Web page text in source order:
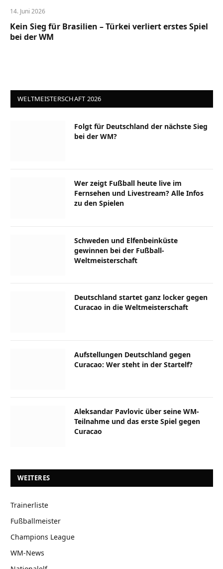
14. Juni 2026
Kein Sieg für Brasilien – Türkei verliert erstes Spiel
bei der WM
WELTMEISTERSCHAFT 2026
Folgt für Deutschland der nächste Sieg
bei der WM?
Wer zeigt Fußball heute live im
Fernsehen und Livestream? Alle Infos
zu den Spielen
Schweden und Elfenbeinküste
gewinnen bei der Fußball-
Weltmeisterschaft
Deutschland startet ganz locker gegen
Curacao in die Weltmeisterschaft
Aufstellungen Deutschland gegen
Curacao: Wer steht in der Startelf?
Aleksandar Pavlovic über seine WM-
Teilnahme und das erste Spiel gegen
Curacao
WEITERES
Trainerliste
Fußballmeister
Champions League
WM-News